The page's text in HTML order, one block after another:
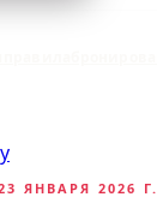
ЯНВАРЯ 2026 Г.